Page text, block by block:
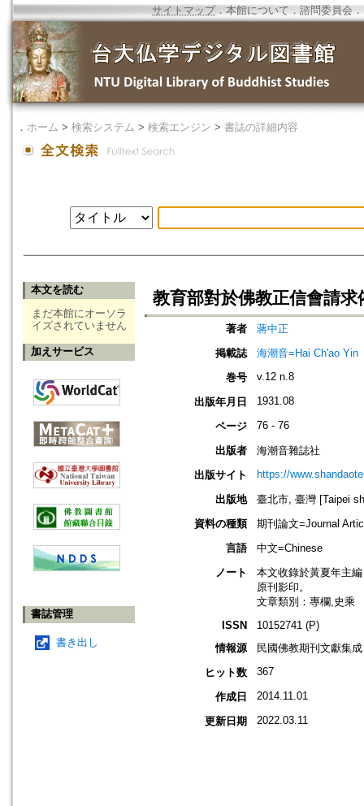
サイトマップ．本館について ． 諮問委員会 ．
． ホーム > 検索システム > 検索エンジン > 書誌の詳細内容
本文を読む
まだ本館にオーソラ
イズされていません
加えサービス
書誌管理
書き出し
教育部對於佛教正信會請
著者
蔣中正
掲載誌
海潮音=Hai Ch'ao Yin
巻号
v.12 n.8
出版年月日 1931.08
ページ 76 - 76
出版者
海潮音雜誌社
出版サイト
https://
出版地
臺北市, 臺灣 [Taipei
資料の種類
期刊論文=Journal
言語
中文=Chinese
ノート
本文收錄於黃夏年主
原刊影印。
文章類別：專欄,史乘
ISSN
10152741 (P)
情報源
民國佛教期刊文獻集
ヒット数
367
作成日 2014.11.01
更新日期 2022.03.11